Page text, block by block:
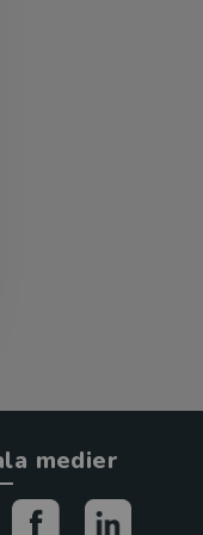
medier